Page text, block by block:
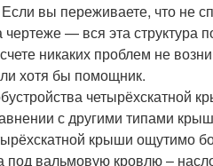
вы переживаете, что не
— вся эта структура
никаких проблем не
хотя бы помощник.
четырёхскатной
с другими типами
крыши ощутимо
под вальмовую кровлю –